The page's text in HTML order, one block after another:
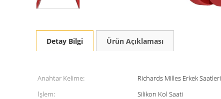
Detay Bilgi Ürün Açıklaması
Anahtar Kelime: Richards Milles Erkek Saatleri
İşlem:
Silikon Kol Saati